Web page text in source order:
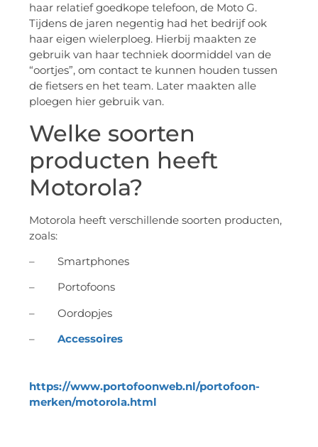
haar relatief goedkope telefoon, de Moto G.
Tijdens de jaren negentig had het bedrijf ook
haar eigen wielerploeg. Hierbij maakten ze
gebruik van haar techniek doormiddel van de
“oortjes”, om contact te kunnen houden tussen
de fietsers en het team. Later maakten alle
ploegen hier gebruik van.
Welke soorten
producten heeft
Motorola?
Motorola heeft verschillende soorten producten,
zoals:
– Smartphones
– Portofoons
– Oordopjes
– Accessoires
https://www.portofoonweb.nl/portofoon-
merken/motorola.html